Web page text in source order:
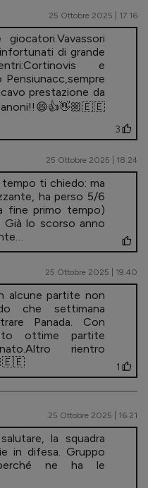
25 Ottobre 2025 | 17.16
di grande
e
Pensiunacc,sempre
prestazione da
3
25 Ottobre 2025 | 18.24
ti chiedo: ma
ha perso 5/6
fine primo tempo)
lo scorso anno
25 Ottobre 2025 | 19.40
alcune partite non
che settimana
Panada. Con
ottime partite
rientro
1
25 Ottobre 2025 | 16.21
la squadra
in difesa. Gruppo
ne ha le